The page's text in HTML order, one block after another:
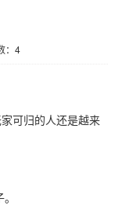
：4
可归的人还是越来